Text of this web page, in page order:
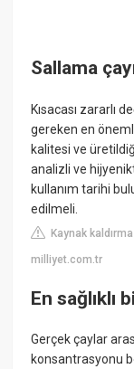
Sallama
Kısacası zararlı
gereken en
kalitesi ve
analizli ve
kullanım tarihi
edilmeli.
Kaynak
milliyet.com.tr
En sağlıklı
Gerçek çaylar
konsantrasyonu